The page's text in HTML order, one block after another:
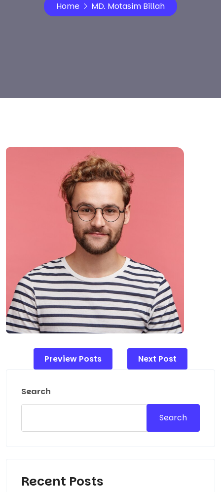
Home MD. Motasim Billah
navigation
Preview Posts Next Post
Search
Search
Recent Posts